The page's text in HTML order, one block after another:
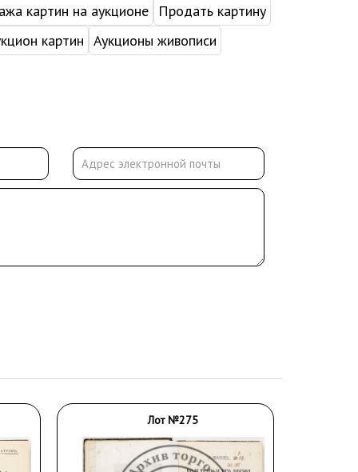
картин на аукционе
Продать картину
картин Аукционы живописи
Лот №275